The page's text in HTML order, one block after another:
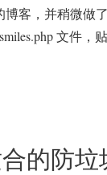
博客，并稍微做
文件，
的防垃